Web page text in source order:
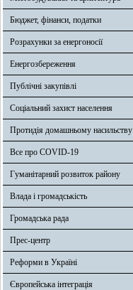
Бюджет, фінанси, податки
Розрахунки за енергоносії
Енергозбереження
Публічні закупівлі
Соціальний захист населення
Протидія домашньому насильству
Все про COVID-19
Гуманітарний розвиток району
Влада і громадськість
Громадська рада
Прес-центр
Реформи в Україні
Європейська інтеграція